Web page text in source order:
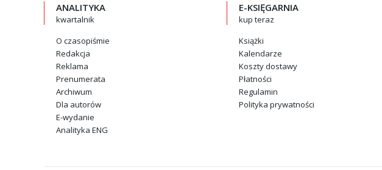
ANALITYKA
kwartalnik
O czasopiśmie
Redakcja
Reklama
Prenumerata
Archiwum
Dla autorów
E-wydanie
Analityka ENG
E-KSIĘGARNIA
kup teraz
Książki
Kalendarze
Koszty dostawy
Płatności
Regulamin
Polityka prywatności